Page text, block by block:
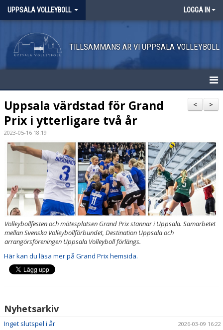
UPPSALA VOLLEYBOLL LOGGA IN
TILLSAMMANS ÄR VI UPPSALA VOLLEYBOLL
HEM
NYHETER
OM KLUBBEN
AVGIFTER
KONTAKT
KALENDER
DOKUMENT
>
<
Uppsala värdstad för Grand
Prix i ytterligare två år
2023-05-16 18:19
Volleybollfesten och mötesplatsen Grand Prix stannar i Uppsala. Samarbetet
mellan Svenska Volleybollförbundet, Destination Uppsala och
arrangörsföreningen Uppsala Volleyboll förlängs.
Här kan du läsa mer på Grand Prix hemsida.
Nyhetsarkiv
Inget slutspel i år 2026-03-09 16:22